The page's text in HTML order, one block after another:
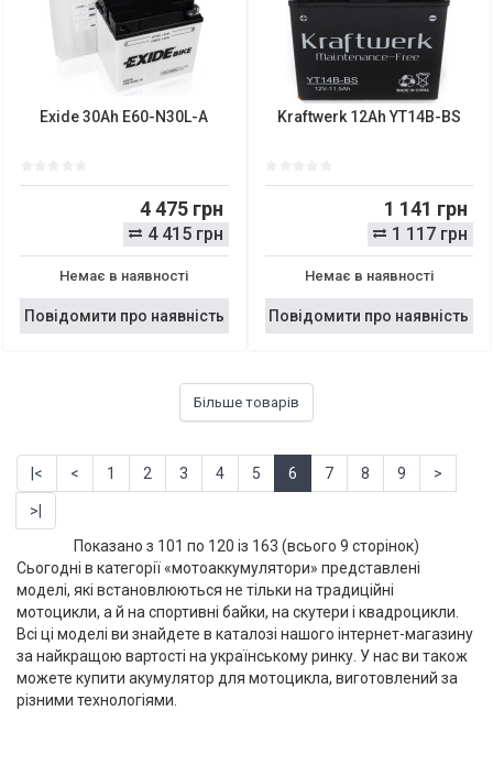
Exide 30Ah E60-N30L-A
4 475 грн
4 415 грн
Немає в наявності
Повідомити про наявність
Kraftwerk 12Ah YT14B-BS
1 141 грн
1 117 грн
Немає в наявності
Повідомити про наявність
Більше товарів
|< < 1 2 3 4 5 6 7 8 9 >
>|
Показано з 101 по 120 із 163 (всього 9 сторінок)
Сьогодні в категорії «мотоаккумулятори» представлені
моделі, які встановлюються не тільки на традиційні
мотоцикли, а й на спортивні байки, на скутери і квадроцикли.
Всі ці моделі ви знайдете в каталозі нашого інтернет-магазину
за найкращою вартості на українському ринку. У нас ви також
можете купити акумулятор для мотоцикла, виготовлений за
різними технологіями.